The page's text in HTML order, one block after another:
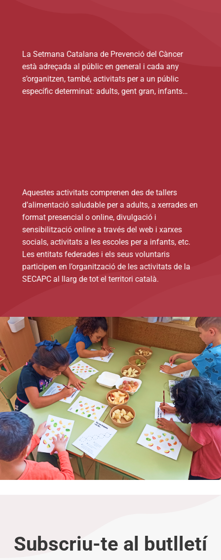
La Setmana Catalana de Prevenció del Càncer
està adreçada al públic en general i cada any
s’organitzen, també, activitats per a un públic
específic determinat: adults, gent gran, infants…
Aquestes activitats comprenen des de tallers
d’alimentació saludable per a adults, a xerrades en
format presencial o online, divulgació i
sensibilització online a través del web i xarxes
socials, activitats a les escoles per a infants, etc.
Les entitats federades i els seus voluntaris
participen en l’organització de les activitats de la
SECAPC al llarg de tot el territori català.
Subscriu-te al butlletí